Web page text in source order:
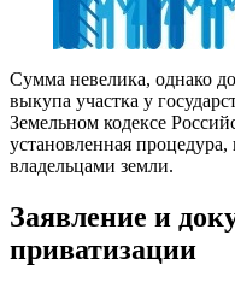
Сумма невелика, однако
выкупа участка у
Земельном кодексе
установленная процедура,
владельцами земли.
Заявление и
приватизации